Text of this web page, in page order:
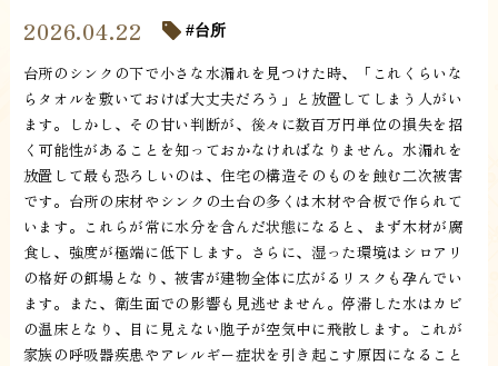
2026.04.22 台所
台所のシンクの下で小さな水漏れを見つけた時、「これくらいな
らタオルを敷いておけば大丈夫だろう」と放置してしまう人がい
ます。しかし、その甘い判断が、後々に数百万円単位の損失を招
く可能性があることを知っておかなければなりません。水漏れを
放置して最も恐ろしいのは、住宅の構造そのものを蝕む二次被害
です。台所の床材やシンクの土台の多くは木材や合板で作られて
います。これらが常に水分を含んだ状態になると、まず木材が腐
食し、強度が極端に低下します。さらに、湿った環境はシロアリ
の格好の餌場となり、被害が建物全体に広がるリスクも孕んでい
ます。また、衛生面での影響も見逃せません。停滞した水はカビ
の温床となり、目に見えない胞子が空気中に飛散します。これが
家族の呼吸器疾患やアレルギー症状を引き起こす原因になること